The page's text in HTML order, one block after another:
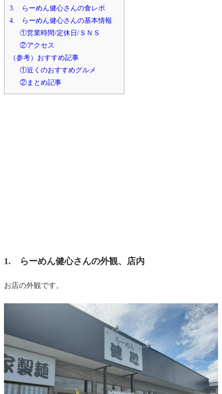
3. らーめん健心さんの食レポ
4. らーめん健心さんの基本情報
①営業時間/定休日/ＳＮＳ
②アクセス
（参考）おすすめ記事
①近くのおすすめグルメ
②まとめ記事
1. らーめん健心さんの外観、店内
お店の外観です。